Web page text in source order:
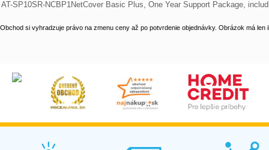
AT-SP10SR-NCBP1NetCover Basic Plus, One Year Support Package,
Obchod si vyhradzuje právo na zmenu ceny až po potvrdenie objednávky. Obrázok má len